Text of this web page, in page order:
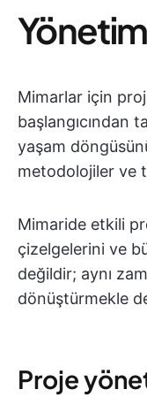
Mimarlar için
başlangıcından
yaşam
metodolojiler ve
Mimaride etkili
çizelgelerini ve
değildir; aynı
dönüştürmekle
Proje